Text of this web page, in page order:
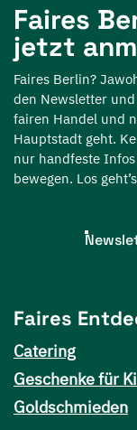
Faires
jetzt
Faires Berlin?
den Newsletter
fairen Handel und
Hauptstadt geht.
nur handfeste
bewegen. Los
Faires
Catering
Geschenke für
Goldschmieden